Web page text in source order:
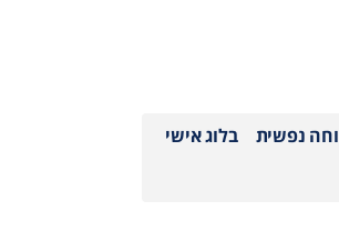
נפשית
בלוג אישי